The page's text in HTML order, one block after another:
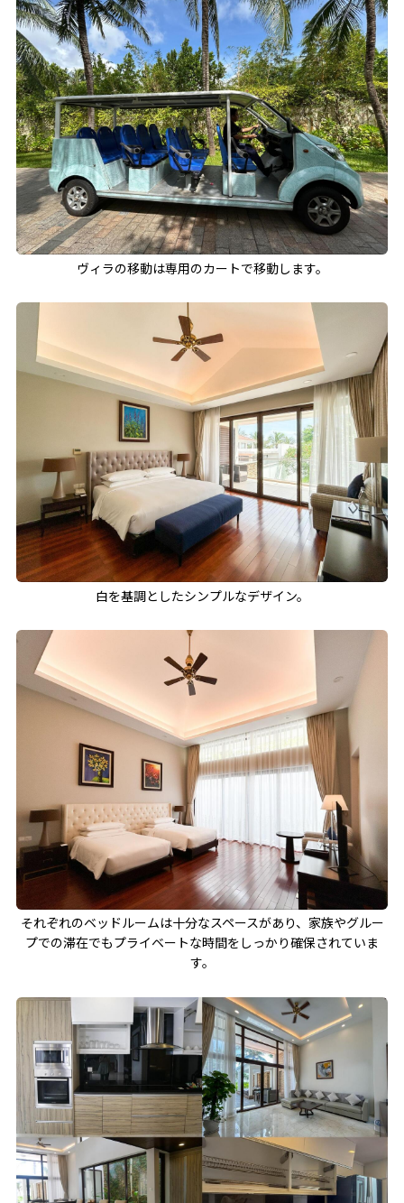
ヴィラの移動は専用のカートで移動します。
白を基調としたシンプルなデザイン。
それぞれのベッドルームは十分なスペースがあり、家族やグルー
プでの滞在でもプライベートな時間をしっかり確保されていま
す。